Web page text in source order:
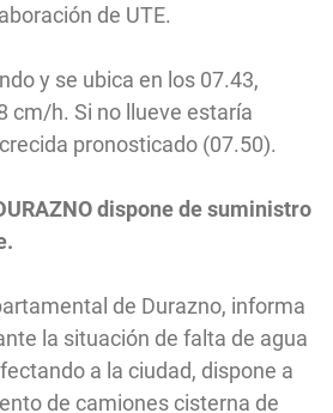
de UTE.
y se ubica en los 07.43,
cm/h. Si no llueve estaría
pronosticado (07.50).
dispone de suministro
de Durazno, informa
la situación de falta de agua
a la ciudad, dispone a
de camiones cisterna de